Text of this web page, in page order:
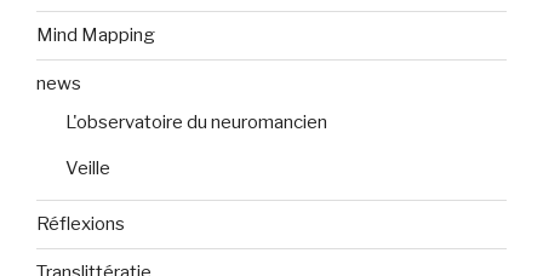
Mind Mapping
news
L'observatoire du neuromancien
Veille
Réflexions